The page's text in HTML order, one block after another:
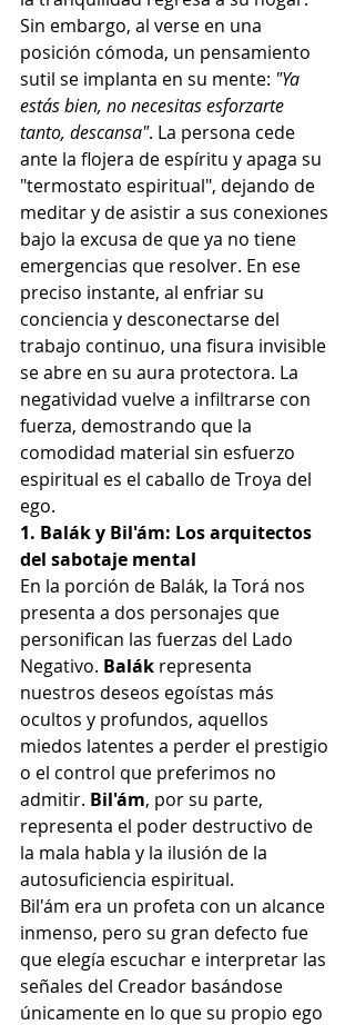
Sin embargo, al verse en una
posición cómoda, un pensamiento
sutil se implanta en su mente: "Ya
estás bien, no necesitas esforzarte
tanto, descansa". La persona cede
ante la flojera de espíritu y apaga su
"termostato espiritual", dejando de
meditar y de asistir a sus conexiones
bajo la excusa de que ya no tiene
emergencias que resolver. En ese
preciso instante, al enfriar su
conciencia y desconectarse del
trabajo continuo, una fisura invisible
se abre en su aura protectora. La
negatividad vuelve a infiltrarse con
fuerza, demostrando que la
comodidad material sin esfuerzo
espiritual es el caballo de Troya del
ego.
1. Balák y Bil'ám: Los arquitectos
del sabotaje mental
En la porción de Balák, la Torá nos
presenta a dos personajes que
personifican las fuerzas del Lado
Negativo. Balák representa
nuestros deseos egoístas más
ocultos y profundos, aquellos
miedos latentes a perder el prestigio
o el control que preferimos no
admitir. Bil'ám, por su parte,
representa el poder destructivo de
la mala habla y la ilusión de la
autosuficiencia espiritual.
Bil'ám era un profeta con un alcance
inmenso, pero su gran defecto fue
que elegía escuchar e interpretar las
señales del Creador basándose
únicamente en lo que su propio ego